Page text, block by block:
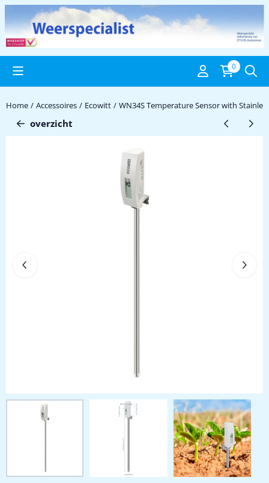
Cookievoorkeuren zijn beschikbaar. Kies instellingen of sta alle
0
Home / Accessoires / Ecowitt / WN34S Temperature Sensor with
overzicht